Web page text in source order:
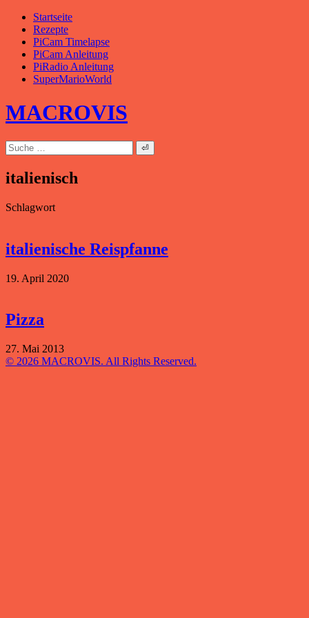
Zum
Inhalt
springen
Startseite
Rezepte
PiCam Timelapse
PiCam Anleitung
PiRadio Anleitung
SuperMarioWorld
MACROVIS
Suche
nach:
italienisch
Schlagwort
italienische Reispfanne
19. April 2020
Pizza
27. Mai 2013
© 2026 MACROVIS. All Rights Reserved.